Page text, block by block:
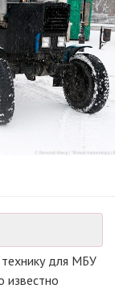
технику для МБУ
известно